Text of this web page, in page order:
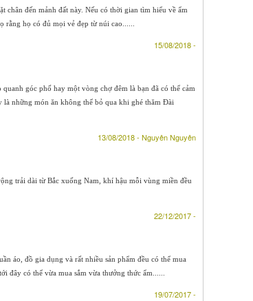
chân đến mảnh đất này. Nếu có thời gian tìm hiểu về ẩm
họ có đủ mọi vẻ đẹp từ núi cao......
15/08/2018 -
góc phố hay một vòng chợ đêm là bạn đã có thể cảm
là những món ăn không thể bỏ qua khi ghé thăm Đài
13/08/2018 - Nguyên Nguyên
trải dài từ Bắc xuống Nam, khí hậu mỗi vùng miền đều
22/12/2017 -
áo, đồ gia dụng và rất nhiều sản phẩm đều có thể mua
có thể vừa mua sắm vừa thưởng thức ẩm......
19/07/2017 -